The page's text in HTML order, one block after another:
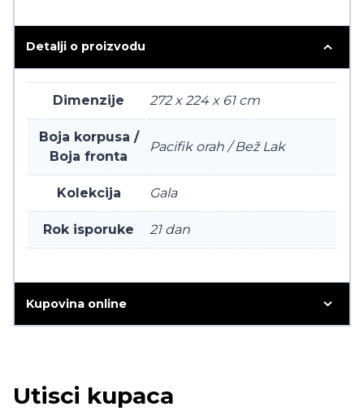
Detalji o proizvodu
Dimenzije 272 x 224 x 61 cm
Boja korpusa /
Boja fronta
Pacifik orah / Bež Lak
Kolekcija Gala
Rok isporuke 21 dan
Kupovina online
Utisci kupaca